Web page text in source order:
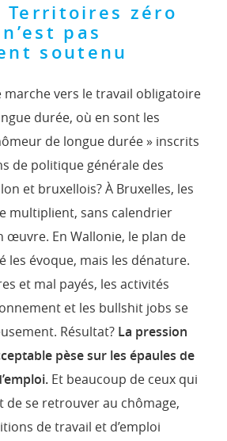
Territoires zéro
pas
soutenu
marche vers le travail obligatoire
durée, où en sont les
de longue durée » inscrits
de politique générale des
et bruxellois? À Bruxelles, les
multiplient, sans calendrier
œuvre. En Wallonie, le plan de
les évoque, mais les dénature.
et mal payés, les activités
et les bullshit jobs se
Résultat? La pression
pèse sur les épaules de
Et beaucoup de ceux qui
de se retrouver au chômage,
de travail et d’emploi